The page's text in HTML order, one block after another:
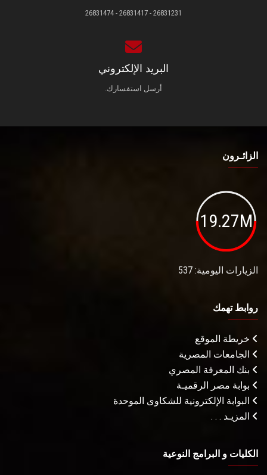
26831231 - 26831417 - 26831474
البريد الإلكتروني
أرسل استفسارك.
الزائـرون
19.27M
الزيارات اليومية: 537
روابط تهمك
خريطة الموقع
الجامعات المصرية
بنك المعرفة المصري
بوابة مصر الرقميـة
البوابة الإلكترونية للشكاوى الموحدة
المزيـد . . .
الكليات و البرامج النوعية